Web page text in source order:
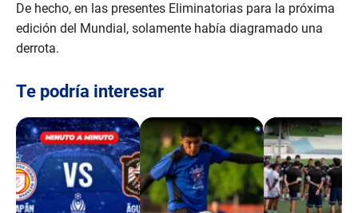
De hecho, en las presentes Eliminatorias para la próxima
edición del Mundial, solamente había diagramado una
derrota.
Te podría interesar